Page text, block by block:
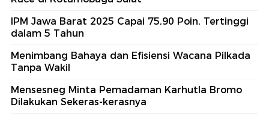
IPM Jawa Barat 2025 Capai 75,90 Poin, Tertinggi
dalam 5 Tahun
Menimbang Bahaya dan Efisiensi Wacana Pilkada
Tanpa Wakil
Mensesneg Minta Pemadaman Karhutla Bromo
Dilakukan Sekeras-kerasnya